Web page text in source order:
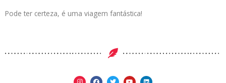
Pode ter certeza, é uma viagem fantástica!